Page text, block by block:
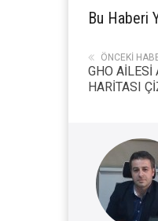
Bu Haberi
ÖNCEKI
GHO AİLESİ
HARİTASI